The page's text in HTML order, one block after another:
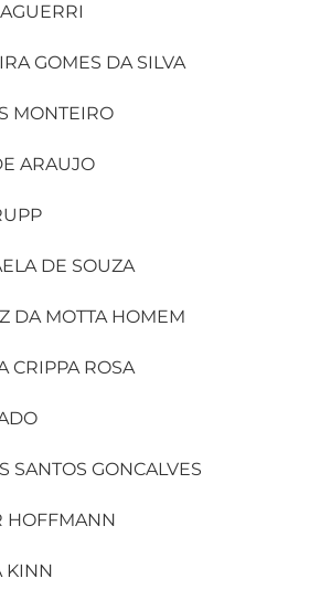
GOMES DA SILVA
MONTEIRO
ARAUJO
DE SOUZA
DA MOTTA HOMEM
CRIPPA ROSA
SANTOS GONCALVES
HOFFMANN
KINN